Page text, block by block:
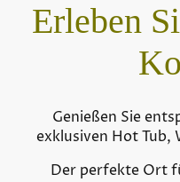
Erleben
Genießen Sie
exklusiven Hot Tub,
Der perfekte Ort